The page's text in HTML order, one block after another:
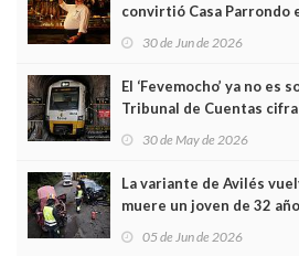
convirtió Casa Parrondo
Asturias en Madrid
30 de Jun de 2026
El ‘Fevemocho’ ya no es
Tribunal de Cuentas
sobrecoste de los trenes
30 de May de 2026
La variante de Avilés
muere un joven de 32
frontal
05 de Jun de 2026